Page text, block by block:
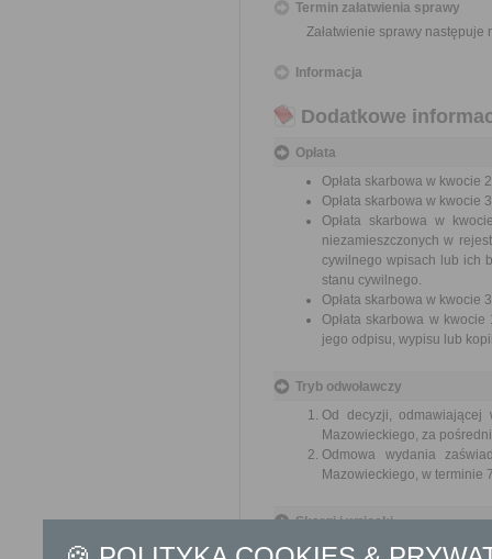
Termin załatwienia sprawy
Załatwienie sprawy następuje
Informacja
Dodatkowe
Opłata
Opłata skarbowa w kwocie
Opłata skarbowa w kwocie
Opłata skarbowa w
niezamieszczonych w
cywilnego wpisach lub ich
stanu cywilnego.
Opłata skarbowa w kwocie
Opłata skarbowa w
jego odpisu, wypisu lub
Tryb odwoławczy
Od decyzji, odmawiającej
Mazowieckiego, za
Odmowa wydania
Mazowieckiego, w terminie
Skargi i wnioski
Przedmiotem skargi może